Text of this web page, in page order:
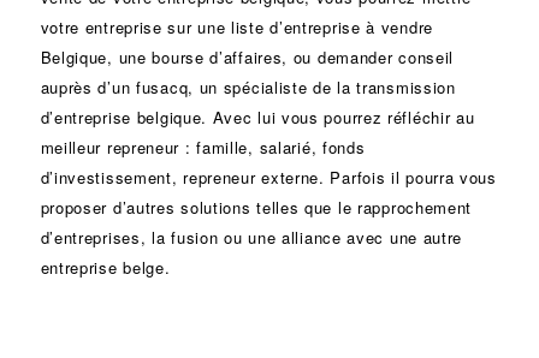
votre entreprise sur une liste d’entreprise à vendre
Belgique, unebourse d’affaires, ou demander conseil
auprès d’un fusacq, un spécialiste de latransmission
d’entreprise belgique. Avec lui vous pourrez réfléchir au
meilleur repreneur :famille, salarié, fonds
d’investissement, repreneur externe. Parfois il pourra vous
proposer d’autres solutions telles que le rapprochement
d’entreprises, lafusion ou unealliance avec une autre
entreprise belge.